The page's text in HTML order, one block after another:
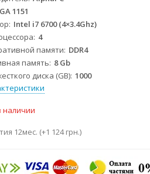
1151
Intel i7 6700 (4×3.4Ghz)
4
памяти DDR4
память 8 Gb
диска (GB) 1000
наличии
12мес. (+1 124 грн.)